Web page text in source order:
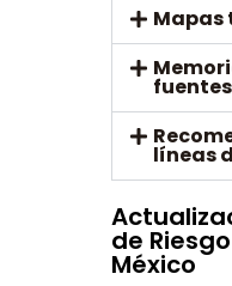
Mapas
fuentes
líneas
de
México